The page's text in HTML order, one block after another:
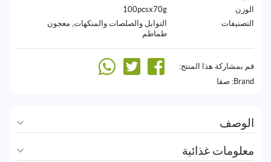
الوزن
100pcsx70g
التصنيفات
التوابل والصلصات والمنكهات, معجون
طماطم
قم بمشاركة هذا المنتج:
Brand: صفا
الوصف
معلومات غذائية